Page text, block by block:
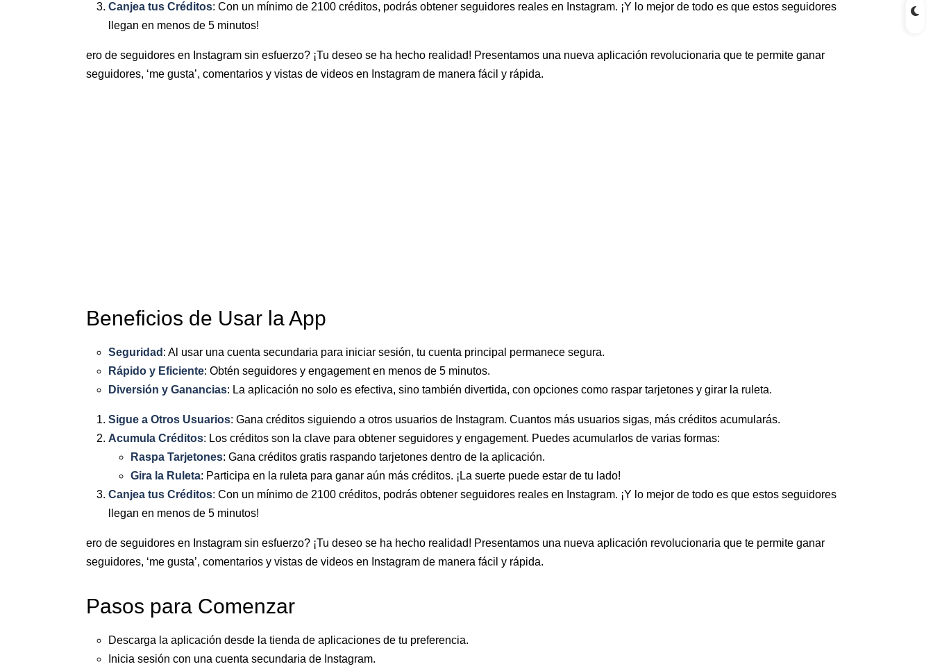
Canjea tus Créditos: Con un mínimo de 2100 créditos, podrás obtener seguidores reales en Instagram. ¡Y lo mejor de todo es que estos seguidores
llegan en menos de 5 minutos!
ero de seguidores en Instagram sin esfuerzo? ¡Tu deseo se ha hecho realidad! Presentamos una nueva aplicación revolucionaria que te permite ganar
seguidores, ‘me gusta’, comentarios y vistas de videos en Instagram de manera fácil y rápida.
Beneficios de Usar la App
Seguridad : Al usar una cuenta secundaria para iniciar sesión, tu cuenta principal permanece segura.
Rápido y Eficiente: Obtén seguidores y engagement en menos de 5 minutos.
Diversión y Ganancias: La aplicación no solo es efectiva, sino también divertida, con opciones como raspar tarjetones y girar la ruleta.
Sigue a Otros Usuarios: Gana créditos siguiendo a otros usuarios de Instagram. Cuantos más usuarios sigas, más créditos acumularás.
Acumula Créditos: Los créditos son la clave para obtener seguidores y engagement. Puedes acumularlos de varias formas:
Raspa Tarjetones: Gana créditos gratis raspando tarjetones dentro de la aplicación.
Gira la Ruleta: Participa en la ruleta para ganar aún más créditos. ¡La suerte puede estar de tu lado!
Canjea tus Créditos: Con un mínimo de 2100 créditos, podrás obtener seguidores reales en Instagram. ¡Y lo mejor de todo es que estos seguidores
llegan en menos de 5 minutos!
ero de seguidores en Instagram sin esfuerzo? ¡Tu deseo se ha hecho realidad! Presentamos una nueva aplicación revolucionaria que te permite ganar
seguidores, ‘me gusta’, comentarios y vistas de videos en Instagram de manera fácil y rápida.
Pasos para Comenzar
Descarga la aplicación desde la tienda de aplicaciones de tu preferencia.
Inicia sesión con una cuenta secundaria de Instagram.